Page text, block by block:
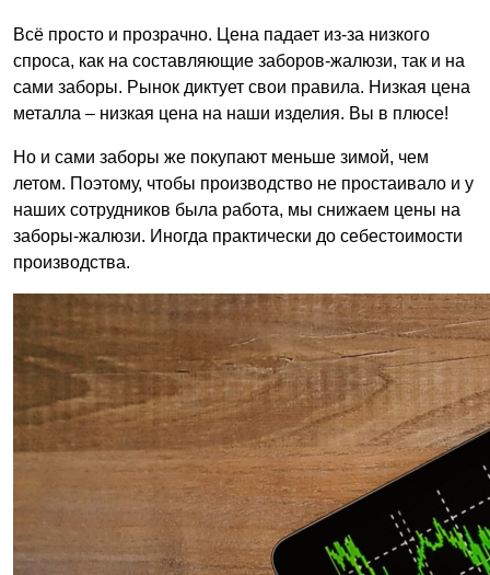
Всё просто и прозрачно. Цена падает из-за низкого
спроса, как на составляющие заборов-жалюзи, так и на
сами заборы. Рынок диктует свои правила. Низкая цена
металла – низкая цена на наши изделия. Вы в плюсе!
Но и сами заборы же покупают меньше зимой, чем
летом. Поэтому, чтобы производство не простаивало и у
наших сотрудников была работа, мы снижаем цены на
заборы-жалюзи. Иногда практически до себестоимости
производства.